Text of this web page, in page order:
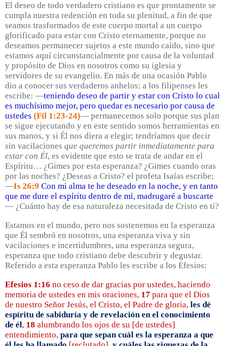
El deseo de todo verdadero cristiano es que prontamente se
cumpla nuestra redención en toda su plenitud, a fin de que
seamos trasformados de este cuerpo mortal a un cuerpo
glorificado para estar con Cristo eternamente, porque no
deseamos permanecer sujetos a este mundo caído, sino que
estamos aquí circunstancialmente por causa de la voluntad
y propósito de Dios en nosotros como su iglesia y
servidores de su evangelio. En más de una ocasión Pablo
dio a conocer sus verdaderos anhelos; a los filipenses les
escribe: —teniendo deseo de partir y estar con Cristo lo cual
es muchísimo mejor, pero quedar es necesario por causa de
ustedes (Fil 1:23-24)— permanecemos solo porque sus plan
se sigue ejecutando y en este sentido somos herramientas en
sus manos, y si Él nos diera a elegir; tendríamos que decir
sin vacilaciones que queremos partir inmediatamente para
estar con Él, es evidente que esto se trata de andar en el
Espíritu… ¿Gimes por esta esperanza? ¿Gimes cuando oras
por las noches? ¿Deseas a Cristo? el profeta Isaías escribe;
—Is 26:9 Con mi alma te he deseado en la noche, y en tanto
que me dure el espíritu dentro de mí, madrugaré a buscarte
— ¿Cuánto hay de esa naturaleza necesitada de Cristo en ti?
Estamos en el mundo, pero nos sostenemos en la esperanza
que Él sembró en nosotros, una esperanza viva y sin
vacilaciones e incertidumbres, una esperanza segura,
esperanza que todo cristiano debe descubrir y degustar.
Referido a esta esperanza Pablo les escribe a los Efesios:
Efesios 1:16 no ceso de dar gracias por ustedes, haciendo
memoria de ustedes en mis oraciones, 17 para que el Dios
de nuestro Señor Jesús, el Cristo, el Padre de gloria, les dé
espíritu de sabiduría y de revelación en el conocimiento
de él, 18 alumbrando los ojos de su [de ustedes]
entendimiento, para que sepan cuál es la esperanza a que